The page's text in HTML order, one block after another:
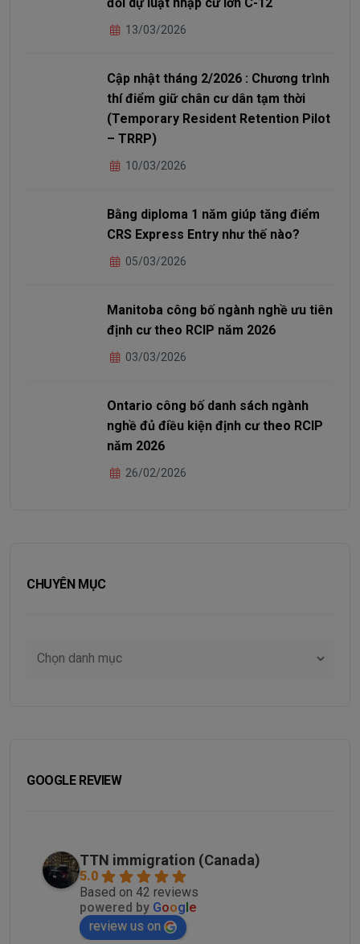
13/03/2026
Cập nhật tháng 2/2026 : Chương trình
thí điểm giữ chân cư dân tạm thời
(Temporary Resident Retention Pilot
– TRRP)
10/03/2026
Bằng diploma 1 năm giúp tăng điểm
CRS Express Entry như thế nào?
05/03/2026
Manitoba công bố ngành nghề ưu tiên
định cư theo RCIP năm 2026
03/03/2026
Ontario công bố danh sách ngành
nghề đủ điều kiện định cư theo RCIP
năm 2026
26/02/2026
CHUYÊN MỤC
GOOGLE REVIEW
TTN immigration (Canada)
5.0
Based on 42 reviews
powered by Google
review us on